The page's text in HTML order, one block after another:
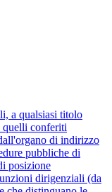
a qualsiasi titolo
conferiti
di indirizzo
pubbliche di
posizione
dirigenziali (da